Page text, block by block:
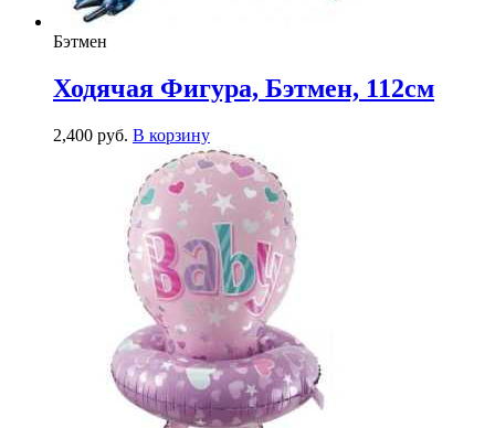
Бэтмен
Ходячая Фигура, Бэтмен, 112см
2,400 руб. В корзину